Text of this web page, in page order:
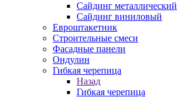
Сайдинг металлический
Сайдинг виниловый
Евроштакетник
Строительные смеси
Фасадные панели
Ондулин
Гибкая черепица
Назад
Гибкая черепица